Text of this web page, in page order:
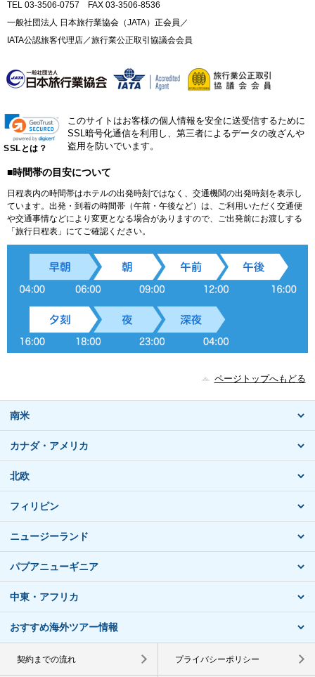
TEL 03-3506-0757 FAX 03-3506-8536
一般社団法人 日本旅行業協会（JATA）正会員／
IATA公認旅客代理店／旅行業公正取引協議会会員
SSLとは？
このサイトはお客様の個人情報を安全に送受信するために
SSL暗号化通信を利用し、第三者によるデータの改ざんや
盗用を防いでいます。
■時間帯の目安について
日程表内の時間帯はホテルの出発時刻ではなく、交通機関の出発時刻を表示し
ています。出発・到着の時間帯（午前・午後など）は、ご利用いただく交通便
や交通事情などにより変更となる場合がありますので、ご出発前にお渡しする
「旅行日程表」にてご確認ください。
ページトップへもどる
南米
カナダ・アメリカ
北欧
フィリピン
ニュージーランド
パプアニューギニア
中東・アフリカ
おすすめ海外ツアー情報
契約までの流れ プライバシーポリシー